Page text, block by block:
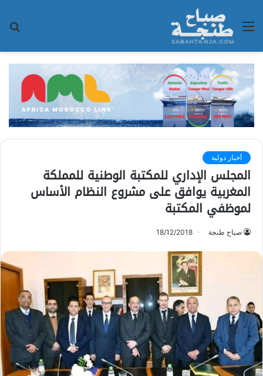
القائمة
أخبار دولية
المجلس الإداري للمكتبة الوطنية للمملكة
المغربية يوافق على مشروع النظام الأساس
لموظفي المكتبة
صباح طنجة 18/12/2018